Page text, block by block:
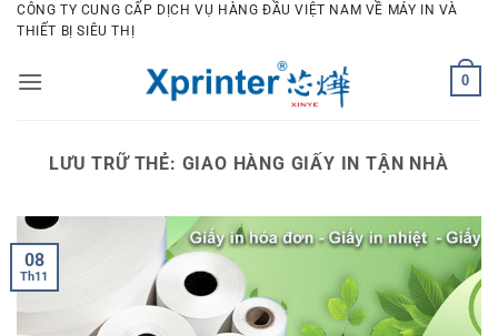
Bỏ
qua
dung
CÔNG TY CUNG CẤP DỊCH VỤ HÀNG ĐẦU VIỆT NAM VỀ MÁY IN VÀ
THIẾT BỊ SIÊU THỊ
0
LƯU TRỮ THẺ: GIAO HÀNG GIẤY IN TẬN NHÀ
08
Th11